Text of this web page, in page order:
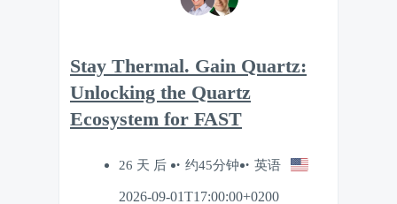
Stay Thermal. Gain Quartz:
Unlocking the Quartz
Ecosystem for FAST
26 天 后 约45分钟 英语
2026-09-01T17:00:00+0200